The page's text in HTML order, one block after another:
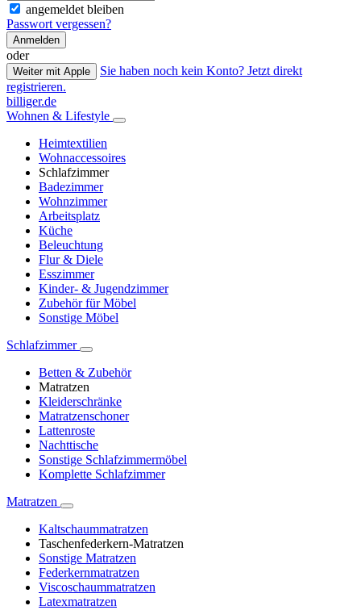
angemeldet bleiben
Passwort vergessen?
Anmelden
oder
Weiter mit Apple
Sie haben noch kein Konto? Jetzt direkt
registrieren.
billiger.de
Wohnen & Lifestyle
Heimtextilien
Wohnaccessoires
Schlafzimmer
Badezimmer
Wohnzimmer
Arbeitsplatz
Küche
Beleuchtung
Flur & Diele
Esszimmer
Kinder- & Jugendzimmer
Zubehör für Möbel
Sonstige Möbel
Schlafzimmer
Betten & Zubehör
Matratzen
Kleiderschränke
Matratzenschoner
Lattenroste
Nachttische
Sonstige Schlafzimmermöbel
Komplette Schlafzimmer
Matratzen
Kaltschaummatratzen
Taschenfederkern-Matratzen
Sonstige Matratzen
Federkernmatratzen
Viscoschaummatratzen
Latexmatratzen